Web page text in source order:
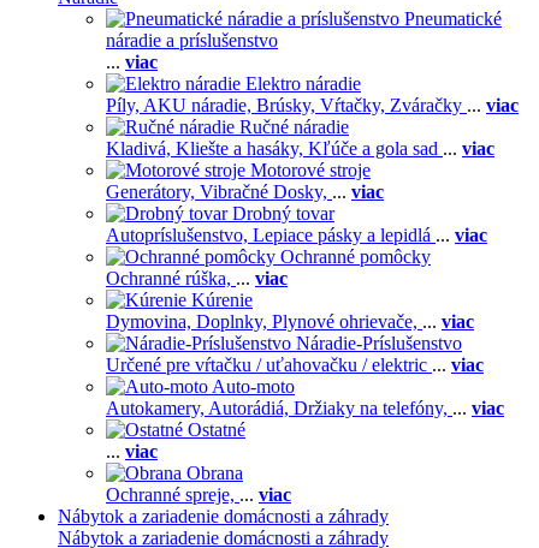
Pneumatické
náradie a príslušenstvo
... viac
Elektro náradie
Píly, AKU náradie, Brúsky, Vŕtačky, Zváračky ... viac
Ručné náradie
Kladivá, Kliešte a hasáky, Kľúče a gola sad ... viac
Motorové stroje
Generátory, Vibračné Dosky, ... viac
Drobný tovar
Autopríslušenstvo, Lepiace pásky a lepidlá ... viac
Ochranné pomôcky
Ochranné rúška, ... viac
Kúrenie
Dymovina, Doplnky, Plynové ohrievače, ... viac
Náradie-Príslušenstvo
Určené pre vŕtačku / uťahovačku / elektric ... viac
Auto-moto
Autokamery, Autorádiá, Držiaky na telefóny, ... viac
Ostatné
... viac
Obrana
Ochranné spreje, ... viac
Nábytok a zariadenie domácnosti a záhrady
Nábytok a zariadenie domácnosti a záhrady